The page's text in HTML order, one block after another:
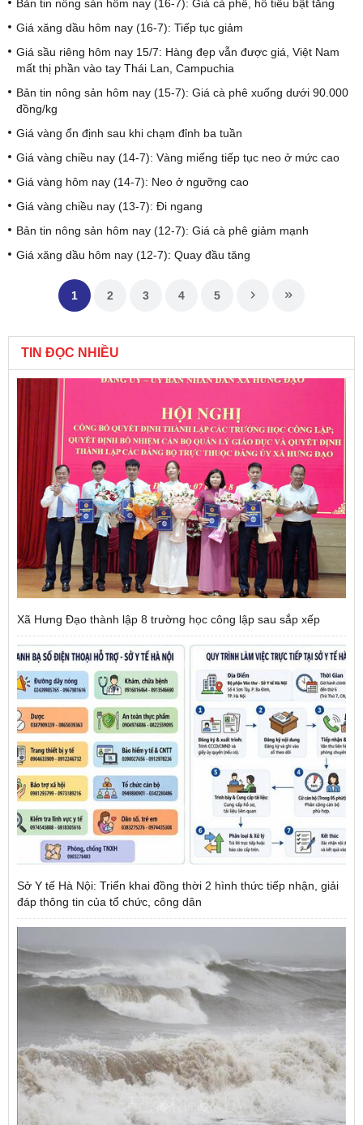
Bản tin nông sản hôm nay (16-7): Giá cà phê, hồ tiêu bật tăng
Giá xăng dầu hôm nay (16-7): Tiếp tục giảm
Giá sầu riêng hôm nay 15/7: Hàng đẹp vẫn được giá, Việt Nam
mất thị phần vào tay Thái Lan, Campuchia
Bản tin nông sản hôm nay (15-7): Giá cà phê xuống dưới 90.000
đồng/kg
Giá vàng ổn định sau khi chạm đỉnh ba tuần
Giá vàng chiều nay (14-7): Vàng miếng tiếp tục neo ở mức cao
Giá vàng hôm nay (14-7): Neo ở ngưỡng cao
Giá vàng chiều nay (13-7): Đi ngang
Bản tin nông sản hôm nay (12-7): Giá cà phê giảm mạnh
Giá xăng dầu hôm nay (12-7): Quay đầu tăng
1 2 3 4 5
TIN ĐỌC NHIỀU
Xã Hưng Đạo thành lập 8 trường học công lập sau sắp xếp
Sở Y tế Hà Nội: Triển khai đồng thời 2 hình thức tiếp nhận, giải
đáp thông tin của tổ chức, công dân